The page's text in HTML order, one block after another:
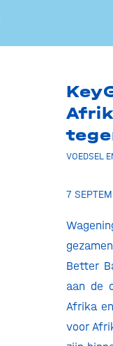
VOEDSEL
7
Better
aan de
Afrika
voor